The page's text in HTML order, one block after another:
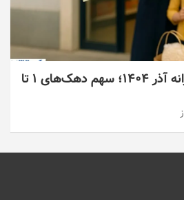
افزایش قابل توجه یارانه آذر ۱۴۰۴؛ سهم دهک‌های ۱ تا